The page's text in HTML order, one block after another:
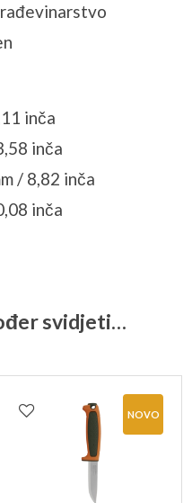
inča
inča
/ 8,82 inča
inča
svidjeti…
NOVO